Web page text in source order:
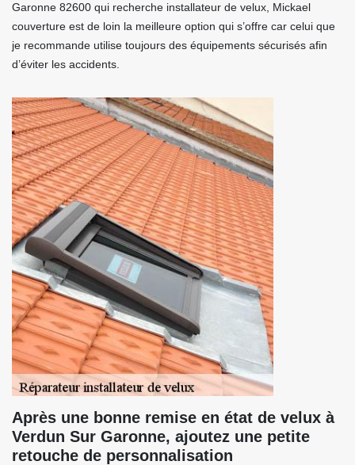
Garonne 82600 qui recherche installateur de velux, Mickael
couverture est de loin la meilleure option qui s’offre car celui que
je recommande utilise toujours des équipements sécurisés afin
d’éviter les accidents.
Après une bonne remise en état de velux à
Verdun Sur Garonne, ajoutez une petite
retouche de personnalisation